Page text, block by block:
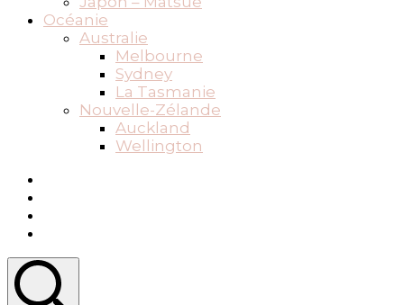
Océanie
Australie
Melbourne
Sydney
La Tasmanie
Nouvelle-Zélande
Auckland
Wellington